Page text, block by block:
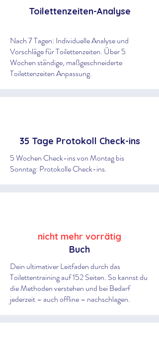
Toilettenzeiten-Analyse
Nach 7 Tagen: Individuelle Analyse und
Vorschläge für Toilettenzeiten. Über 5
Wochen ständige, maßgeschneiderte
Toilettenzeiten Anpassung.
35 Tage Protokoll Check-ins
5 Wochen Check-ins von Montag bis
Sonntag: Protokolle Check-ins.
nicht mehr vorrätig
Buch
Dein ultimativer Leitfaden durch das
Toilettentraining auf 152 Seiten. So kannst du
die Methoden verstehen und bei Bedarf
jederzeit – auch offline – nachschlagen.